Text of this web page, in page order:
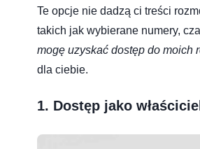
Te opcje nie dadzą ci treści
takich jak wybierane numery,
mogę uzyskać dostęp do moich
dla ciebie.
1. Dostęp jako